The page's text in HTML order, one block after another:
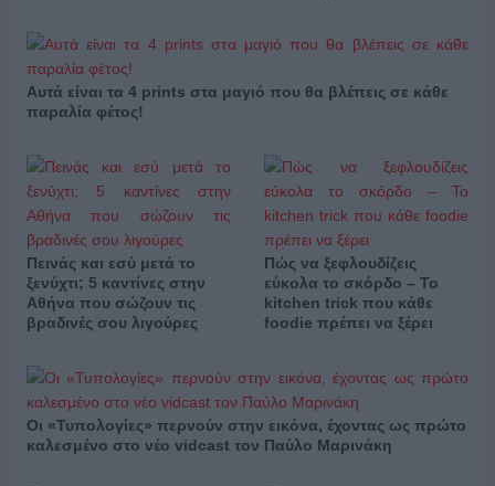
Αυτά είναι τα 4 prints στα μαγιό που θα βλέπεις σε κάθε
παραλία φέτος!
Πεινάς και εσύ μετά το
ξενύχτι; 5 καντίνες στην
Αθήνα που σώζουν τις
βραδινές σου λιγούρες
Πώς να ξεφλουδίζεις
εύκολα το σκόρδο – Το
kitchen trick που κάθε
foodie πρέπει να ξέρει
Οι «Τυπολογίες» περνούν στην εικόνα, έχοντας ως πρώτο
καλεσμένο στο νέο vidcast τον Παύλο Μαρινάκη